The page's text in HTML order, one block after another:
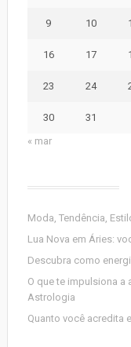
9 10
16 17
23 24
30
31
« mar
Moda, Tendência,
Lua Nova em Áries:
Descubra como
O que te impulsiona a
Astrologia
Quanto você acredita